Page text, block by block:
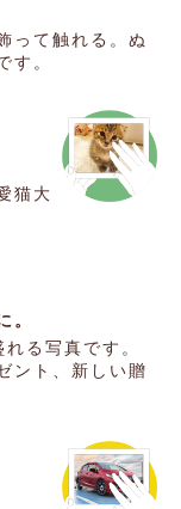
って触れる。 ぬ
す。
猫大
。
る写真です。
ント、新しい贈